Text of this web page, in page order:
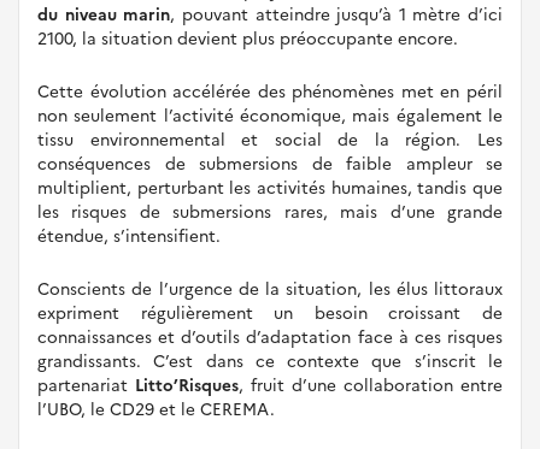
du niveau marin, pouvant atteindre jusqu’à 1 mètre d’ici
2100, la situation devient plus préoccupante encore.
Cette évolution accélérée des phénomènes met en péril
non seulement l’activité économique, mais également le
tissu environnemental et social de la région. Les
conséquences de submersions de faible ampleur se
multiplient, perturbant les activités humaines, tandis que
les risques de submersions rares, mais d’une grande
étendue, s’intensifient.
Conscients de l’urgence de la situation, les élus littoraux
expriment régulièrement un besoin croissant de
connaissances et d’outils d’adaptation face à ces risques
grandissants. C’est dans ce contexte que s’inscrit le
partenariat Litto’Risques, fruit d’une collaboration entre
l’UBO, le CD29 et le CEREMA.